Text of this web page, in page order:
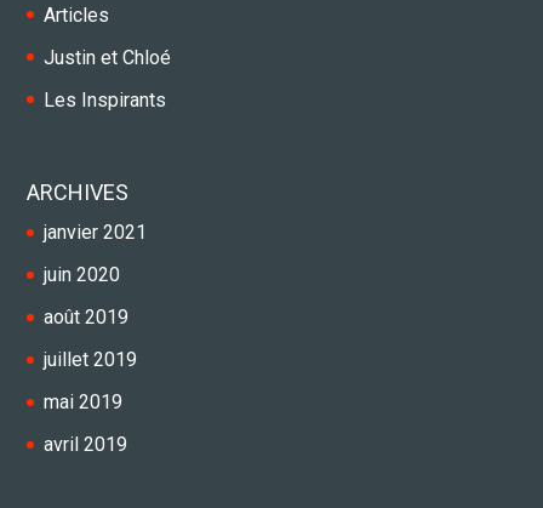
Articles
Justin et Chloé
Les Inspirants
ARCHIVES
janvier 2021
juin 2020
août 2019
juillet 2019
mai 2019
avril 2019